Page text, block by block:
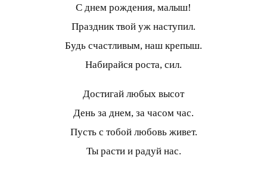
С днем рождения, малыш!
Праздник твой уж наступил.
Будь счастливым, наш крепыш.
Набирайся роста, сил.
Достигай любых высот
День за днем, за часом час.
Пусть с тобой любовь живет.
Ты расти и радуй нас.